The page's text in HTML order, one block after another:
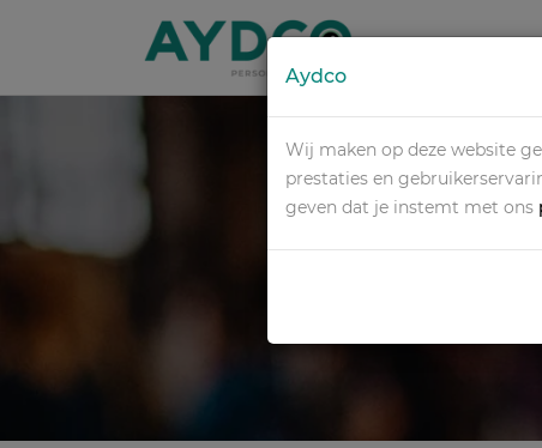
Aydco
Wij maken op deze website
prestaties en
geven dat je instemt met ons